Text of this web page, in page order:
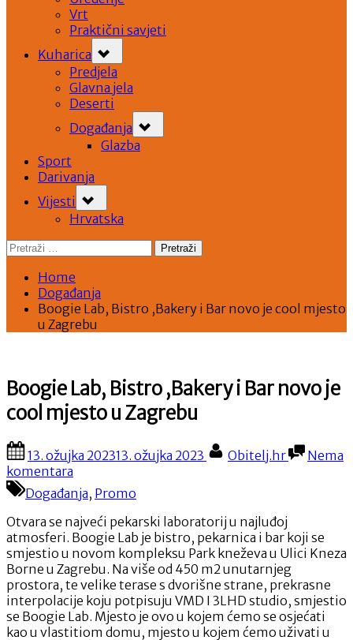
Vrt
Praktični savjeti
Kuharica
sub-
menu
Predjela
Glavna jela
Deserti
Događanja
sub-
menu
Glazba
Sport
Darivanja
Vijesti
sub-
menu
Hrvatska
Pretraži:
Home
Događanja
Boogie Lab, Bistro ,Bakery i Bar novo je cool mjesto
u Zagrebu
Boogie Lab, Bistro ,Bakery i Bar novo je
cool mjesto u Zagrebu
Posted
on
13. ožujka 202313. ožujka 2023 By
Obitelj.hr
Nema
komentara
Boogie
Lab,
Bistro
,Bakery
i
Bar
novo
je
cool
mjesto
Događanja, Promo
Otvara se najveći pekarski laboratorij u najluđoj
atmosferi. Boogie Lab je bistro, pekarnica i bar koji se
smjestio u novom kompleksu Park kneževa u Ulici Kneza
Borne u Zagrebu. Na više od 450 m2 unutarnjeg
prostora, te velike terase s dvorišne strane, prekrasne
interpolacije koju potpisuju VMD I 3LHD studio, smjestio
se Boogie Lab. Mjesto je ovo u kojem ćemo se osjećati
kao u vlastitiom domu, mjesto u kojem ćemo uživati u